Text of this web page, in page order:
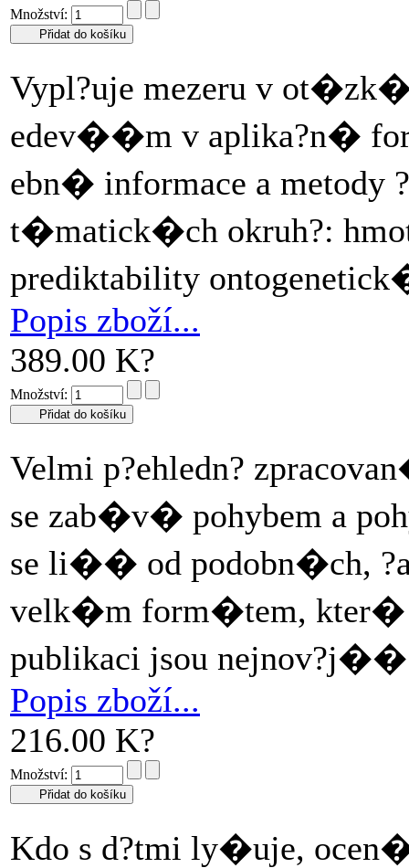
Množství:
Vypl?uje mezeru v
edev��m v aplika?n�
ebn� informace a
t�matick�ch okruh?:
prediktability
Popis zboží...
389.00 K?
Množství:
Velmi p?ehledn?
se zab�v� pohybem a
se li�� od podobn�ch,
velk�m form�tem, kter�
publikaci jsou
Popis zboží...
216.00 K?
Množství:
Kdo s d?tmi ly�uje,